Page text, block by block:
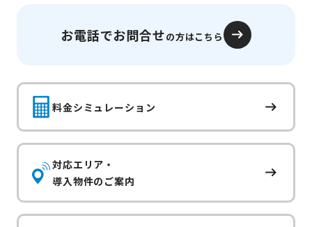
お電話でお問合せの方はこちら
料金シミュレーション
対応エリア・
導入物件のご案内